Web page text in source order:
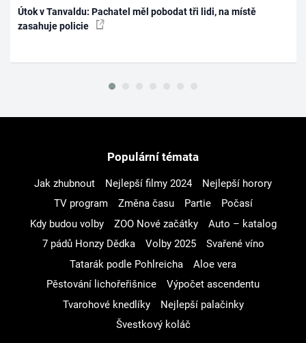
Útok v Tanvaldu: Pachatel měl pobodat tři lidi, na místě
zasahuje policie
Populární témata
Jak zhubnout Nejlepší filmy 2024
Nejlepší horory
TV program
Změna času Partie
Počasí
Kdy budou volby
ZOO Nové začátky
Auto – katalog
7 pádů Honzy Dědka
Volby 2025
Svařené víno
Tatarák podle Pohlreicha
Aloe vera
Pěstování lichořeřišnice
Výpočet ascendentu
Tvarohové knedlíky
Nejlepší palačinky
Švestkový koláč